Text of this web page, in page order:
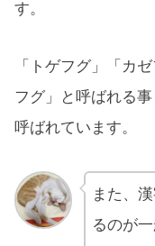
す。
「トゲフグ」「カ
フグ」と呼ばれる
呼ばれています。
また、
るのが